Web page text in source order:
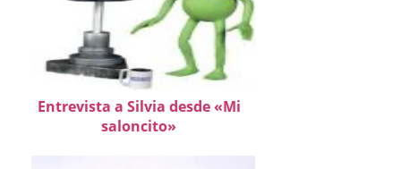
Entrevista a Silvia desde «Mi
saloncito»